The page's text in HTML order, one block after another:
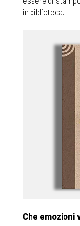
in biblioteca.
Che